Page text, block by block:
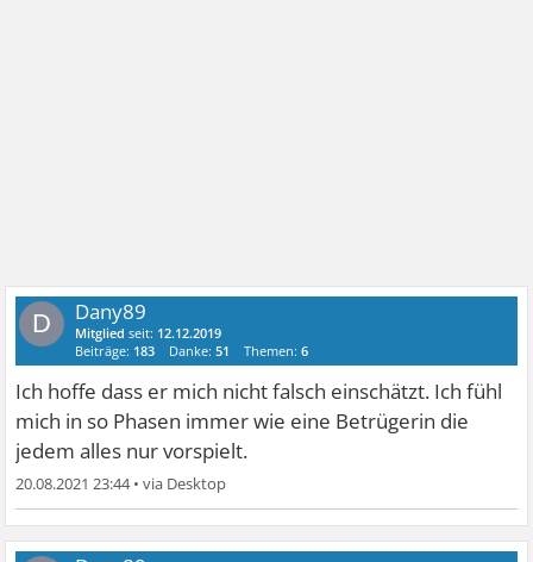
D Dany89
Mitglied seit: 12.12.2019
Beiträge: 183 Danke:51 Themen:6
Ich hoffe dass er mich nicht falsch einschätzt. Ich fühl
mich in so Phasen immer wie eine Betrügerin die
jedem alles nur vorspielt.
20.08.2021 23:44•